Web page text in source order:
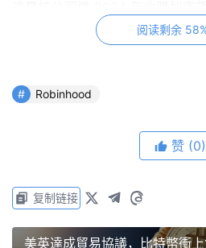
的又一重大佈局，顯示其在整體
幾天前，Robinhood 剛公布了
得當日股價於納斯達克上漲 2.7%
Solana 與 Arbitrum 搶當
奪旗？
阅读剩余
Robinhood
赞 (0)
复制链接
美英達成貿易協議，比特幣衝